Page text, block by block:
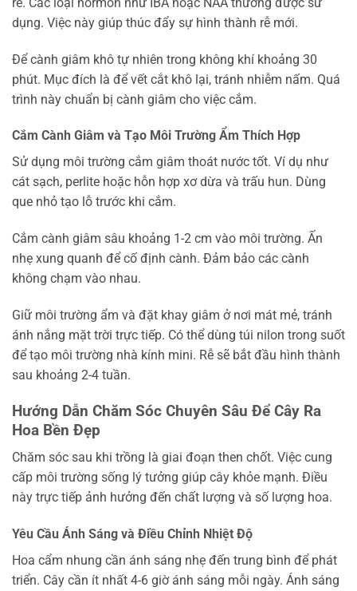
dụng. Việc này giúp thúc đẩy sự hình thành rễ mới.
Để cành giâm khô tự nhiên trong không khí khoảng 30
phút. Mục đích là để vết cắt khô lại, tránh nhiễm nấm. Quá
trình này chuẩn bị cành giâm cho việc cắm.
Cắm Cành Giâm và Tạo Môi Trường Ẩm Thích Hợp
Sử dụng môi trường cắm giâm thoát nước tốt. Ví dụ như
cát sạch, perlite hoặc hỗn hợp xơ dừa và trấu hun. Dùng
que nhỏ tạo lỗ trước khi cắm.
Cắm cành giâm sâu khoảng 1-2 cm vào môi trường. Ấn
nhẹ xung quanh để cố định cành. Đảm bảo các cành
không chạm vào nhau.
Giữ môi trường ẩm và đặt khay giâm ở nơi mát mẻ, tránh
ánh nắng mặt trời trực tiếp. Có thể dùng túi nilon trong suốt
để tạo môi trường nhà kính mini. Rễ sẽ bắt đầu hình thành
sau khoảng 2-4 tuần.
Hướng Dẫn Chăm Sóc Chuyên Sâu Để Cây Ra
Hoa Bền Đẹp
Chăm sóc sau khi trồng là giai đoạn then chốt. Việc cung
cấp môi trường sống lý tưởng giúp cây khỏe mạnh. Điều
này trực tiếp ảnh hưởng đến chất lượng và số lượng hoa.
Yêu Cầu Ánh Sáng và Điều Chỉnh Nhiệt Độ
Hoa cẩm nhung cần ánh sáng nhẹ đến trung bình để phát
triển. Cây cần ít nhất 4-6 giờ ánh sáng mỗi ngày. Ánh sáng